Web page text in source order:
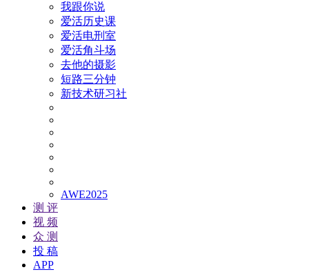
我跟你说
爱活历史课
爱活电刑室
爱活角斗场
去他的摄影
短路三分钟
新技术研习社
AWE2025
测 评
视 频
众 测
投 稿
APP